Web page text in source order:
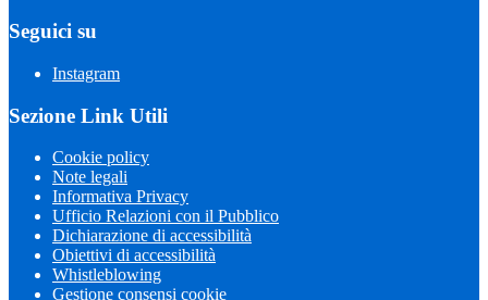
Seguici su
Instagram
Sezione Link Utili
Cookie policy
Note legali
Informativa Privacy
Ufficio Relazioni con il Pubblico
Dichiarazione di accessibilità
Obiettivi di accessibilità
Whistleblowing
Gestione consensi cookie